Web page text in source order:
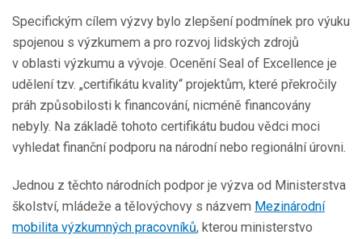
Specifickým cílem výzvy bylo zlepšení podmínek pro výuku
spojenou s výzkumem a pro rozvoj lidských zdrojů
v oblasti výzkumu a vývoje. Ocenění Seal of Excellence je
udělení tzv. „certifikátu kvality“ projektům, které překročily
práh způsobilosti k financování, nicméně financovány
nebyly. Na základě tohoto certifikátu budou vědci moci
vyhledat finanční podporu na národní nebo regionální úrovni.
Jednou z těchto národních podpor je výzva od Ministerstva
školství, mládeže a tělovýchovy s názvem Mezinárodní
mobilita výzkumných pracovníků, kterou ministerstvo